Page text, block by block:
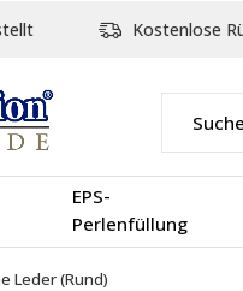
EPS-
Perlenfüllung
Kostenlose
Leder (Rund)